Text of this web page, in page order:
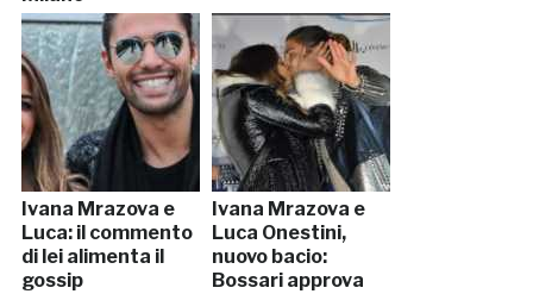
Ivana Mrazova e
Luca: il commento
di lei alimenta il
gossip
Ivana Mrazova e
Luca Onestini,
nuovo bacio:
Bossari approva